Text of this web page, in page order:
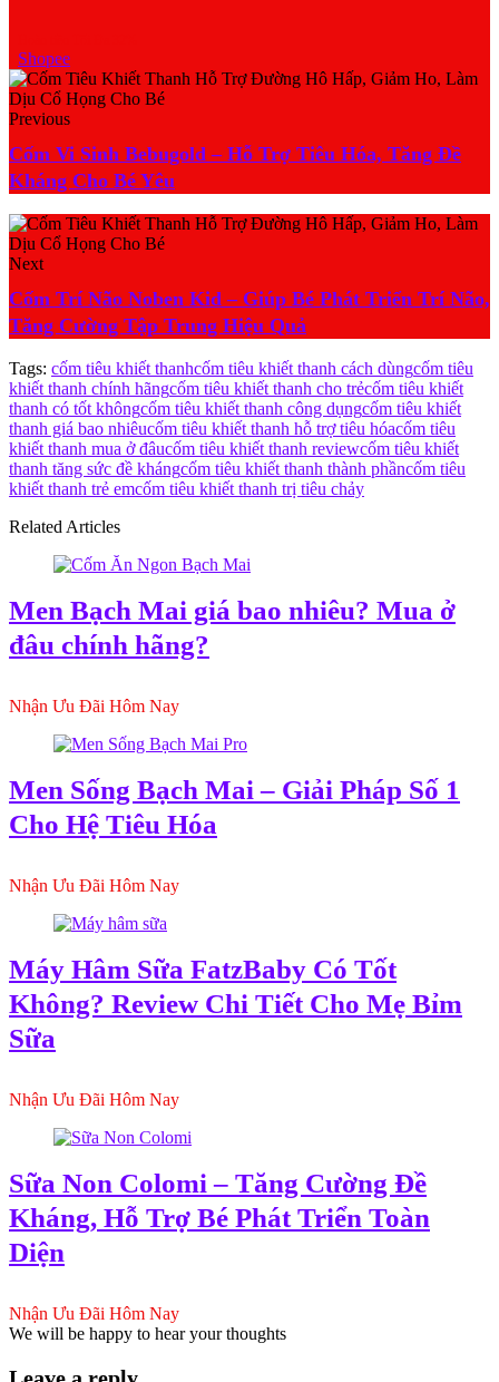
Shopee
Previous
Cốm Vi Sinh Bebugold – Hỗ Trợ Tiêu Hóa, Tăng Đề
Kháng Cho Bé Yêu
Next
Cốm Trí Não Noben Kid – Giúp Bé Phát Triển Trí Não,
Tăng Cường Tập Trung Hiệu Quả
Tags: cốm tiêu khiết thanhcốm tiêu khiết thanh cách dùngcốm tiêu
khiết thanh chính hãngcốm tiêu khiết thanh cho trẻcốm tiêu khiết
thanh có tốt khôngcốm tiêu khiết thanh công dụngcốm tiêu khiết
thanh giá bao nhiêucốm tiêu khiết thanh hỗ trợ tiêu hóacốm tiêu
khiết thanh mua ở đâucốm tiêu khiết thanh reviewcốm tiêu khiết
thanh tăng sức đề khángcốm tiêu khiết thanh thành phầncốm tiêu
khiết thanh trẻ emcốm tiêu khiết thanh trị tiêu chảy
Related Articles
Men Bạch Mai giá bao nhiêu? Mua ở
đâu chính hãng?
Nhận Ưu Đãi Hôm Nay
Men Sống Bạch Mai – Giải Pháp Số 1
Cho Hệ Tiêu Hóa
Nhận Ưu Đãi Hôm Nay
Máy Hâm Sữa FatzBaby Có Tốt
Không? Review Chi Tiết Cho Mẹ Bỉm
Sữa
Nhận Ưu Đãi Hôm Nay
Sữa Non Colomi – Tăng Cường Đề
Kháng, Hỗ Trợ Bé Phát Triển Toàn
Diện
Nhận Ưu Đãi Hôm Nay
We will be happy to hear your thoughts